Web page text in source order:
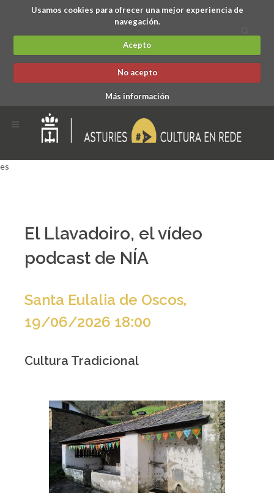
Usamos cookies para ofrecer una mejor experiencia de
navegación.
Acepto
No acepto
Más información
es
El Llavadoiro, el vídeo
podcast de NÍA
Santa Eulalia de Oscos,
19/06/2026 18:00
Cultura Tradicional